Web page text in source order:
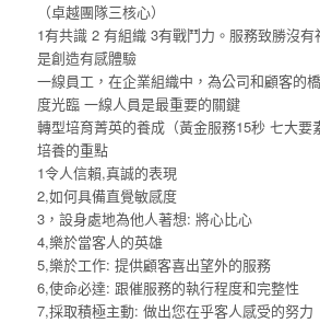
（卓越團隊三核心）
1有共識 2 有組織 3有戰鬥力。服務致勝沒
是創造有感體驗
一線員工，在企業組織中，為公司和顧客的
度光臨 一線人員是最重要的關鍵
轉型培育菁英的養成（黃金服務15秒 七大要
培養的重點
1令人信賴,真誠的表現
2,如何具備直覺敏感度
3，設身處地為他人著想: 將心比心
4,樂於當客人的英雄
5,樂於工作: 提供顧客喜出望外的服務
6,使命必達: 跟催服務的執行程度和完整性
7,採取積極主動: 做出您在乎客人感受的努力